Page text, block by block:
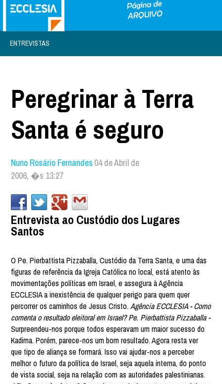
ENTREVISTAS
Peregrinar à Terra
Santa é seguro
Nuno Rosário Fernandes 04 de Abril de
2006, �s 13:27
Entrevista ao Custódio dos Lugares
Santos
O Pe. Pierbattista Pizzaballa, Custódio da Terra Santa, e uma das
figuras de referência da Igreja Católica no local, está atento às
movimentações políticas em Israel, e assegura à Agência
ECCLESIA a inexistência de qualquer perigo para quem quer
percorrer os caminhos de Jesus Cristo.Agência ECCLESIA - Como
comenta o resultado eleitoral em Israel? Pe. Pierbattista Pizzaballa -
Surpreendeu-nos porque todos esperavam um maior sucesso do
Kadima. Porém, parece-nos um bom resultado. Agora resta ver
que tipo de aliança se formará. Isso vai ajudar-nos a perceber
melhor o futuro da política de Israel, seja aquela interna, do ponto
de vista social, seja na relação com as autoridades palestinianas.